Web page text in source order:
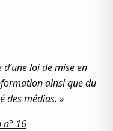
d’une loi de mise en
ainsi que du
des médias. »
n° 16